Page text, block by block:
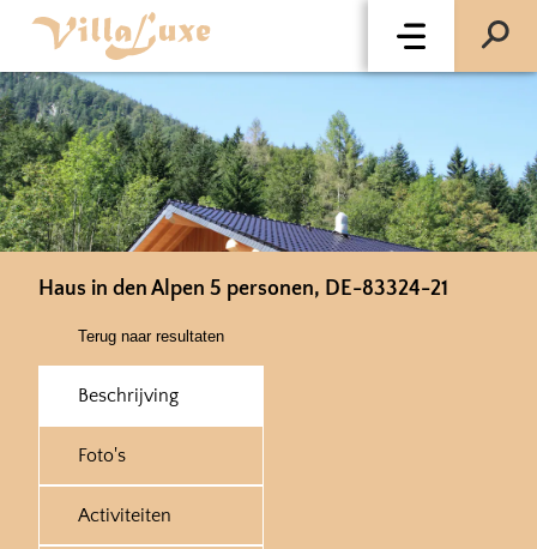
Haus in den Alpen 5 personen, DE-83324-21
Terug naar resultaten
Beschrijving
Foto's
Activiteiten